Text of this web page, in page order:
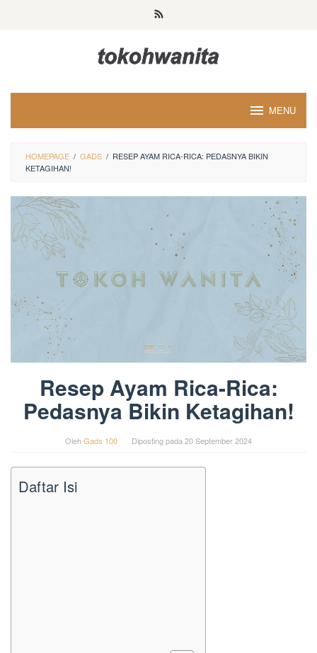
MENU
HOMEPAGE / GADS / RESEP AYAM RICA-RICA: PEDASNYA BIKIN
KETAGIHAN!
Resep Ayam Rica-Rica:
Pedasnya Bikin Ketagihan!
OlehGads 100 Diposting pada 20 September 2024
Daftar Isi